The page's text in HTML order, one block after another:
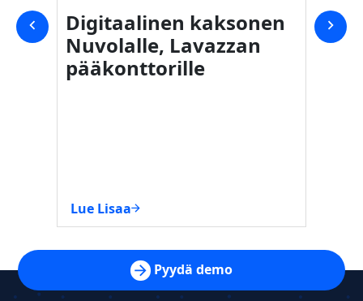
Digitaalinen kaksonen
Nuvolalle, Lavazzan
pääkonttorille
Lue Lisaa
Pyydä demo